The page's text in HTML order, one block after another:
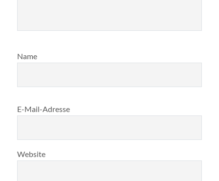
Name
E-Mail-Adresse
Website